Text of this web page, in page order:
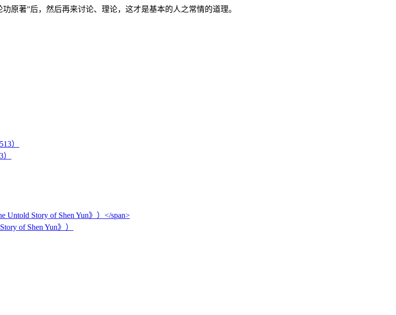
原著”后，然后再来讨论、理论，这才是基本的人之常情的道理。
of Shen Yun》）